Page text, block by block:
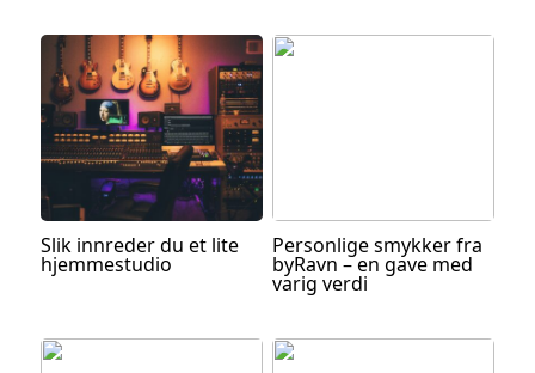
Slik innreder du et lite
hjemmestudio
Personlige smykker fra
byRavn – en gave med
varig verdi